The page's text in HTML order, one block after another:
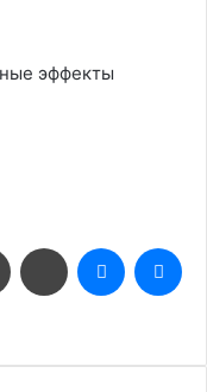
эффекты
ВконтактеОдноклассники
Messenger